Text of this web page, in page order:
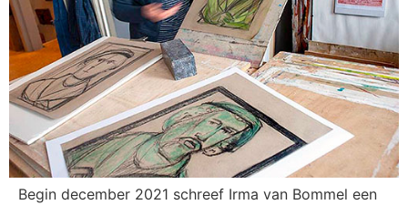
Begin december 2021 schreef Irma van Bommel een